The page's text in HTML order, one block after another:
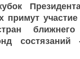
примут
ближнего
состязаний